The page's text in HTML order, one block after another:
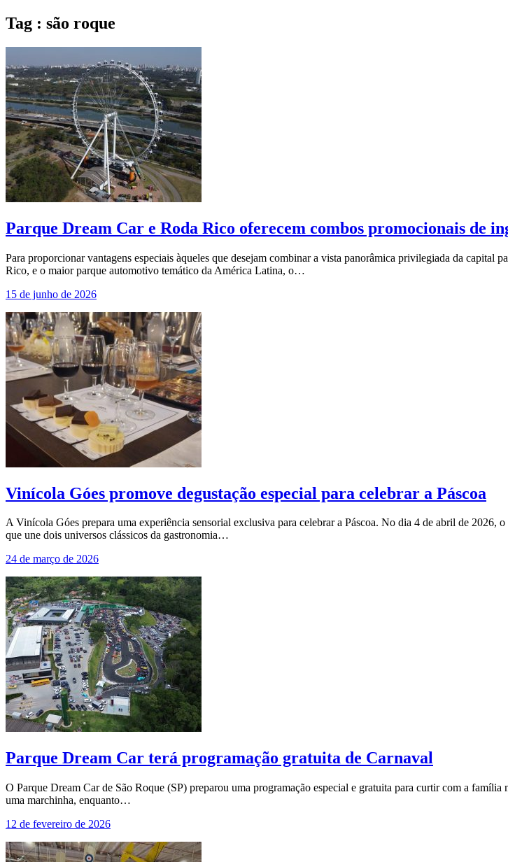
Tag : são roque
Parque Dream Car e Roda Rico oferecem combos promocionais de
Para proporcionar vantagens especiais àqueles que desejam combinar a vista panorâmica privilegiada da
Rico, e o maior parque automotivo temático da América Latina, o…
15 de junho de 2026
Vinícola Góes promove degustação especial para celebrar a Páscoa
A Vinícola Góes prepara uma experiência sensorial exclusiva para celebrar a Páscoa. No dia 4 de abril de
que une dois universos clássicos da gastronomia…
24 de março de 2026
Parque Dream Car terá programação gratuita de Carnaval
O Parque Dream Car de São Roque (SP) preparou uma programação especial e gratuita para curtir com a
uma marchinha, enquanto…
12 de fevereiro de 2026